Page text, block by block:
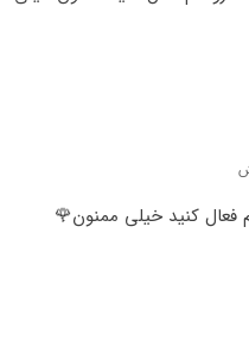
فعال کنید خیلی ممنون🌹